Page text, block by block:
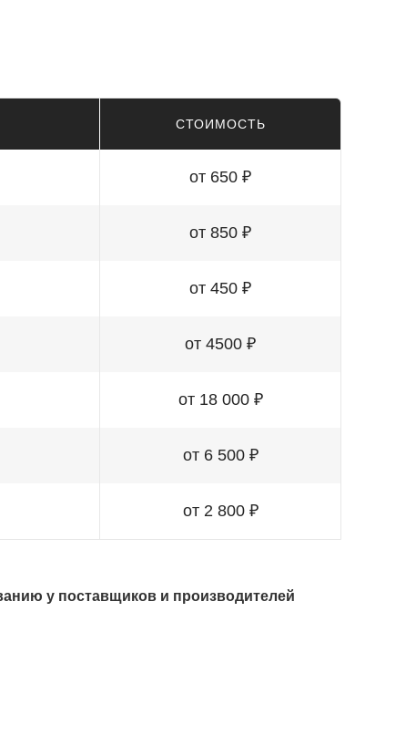
СТОИМОСТЬ
от 650 ₽
от 850 ₽
от 450 ₽
от 4500 ₽
от 18 000 ₽
от 6 500 ₽
от 2 800 ₽
у поставщиков и производителей